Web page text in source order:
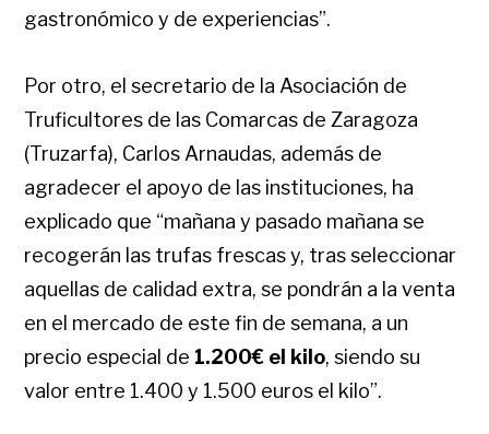
gastronómico y de experiencias”.
Por otro, el secretario de la Asociación de
Truficultores de las Comarcas de Zaragoza
(Truzarfa), Carlos Arnaudas, además de
agradecer el apoyo de las instituciones, ha
explicado que “mañana y pasado mañana se
recogerán las trufas frescas y, tras seleccionar
aquellas de calidad extra, se pondrán a la venta
en el mercado de este fin de semana, a un
precio especial de 1.200€ el kilo, siendo su
valor entre 1.400 y 1.500 euros el kilo”.